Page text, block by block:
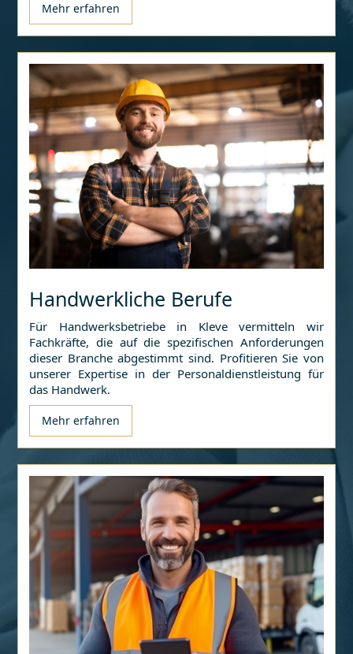
Mehr erfahren
Handwerkliche Berufe
Für Handwerksbetriebe in Klevevermitteln wir
Fachkräfte, die auf die spezifischen Anforderungen
dieser Branche abgestimmt sind. Profitieren Sie von
unserer Expertise in der Personaldienstleistung für
das Handwerk.
Mehr erfahren